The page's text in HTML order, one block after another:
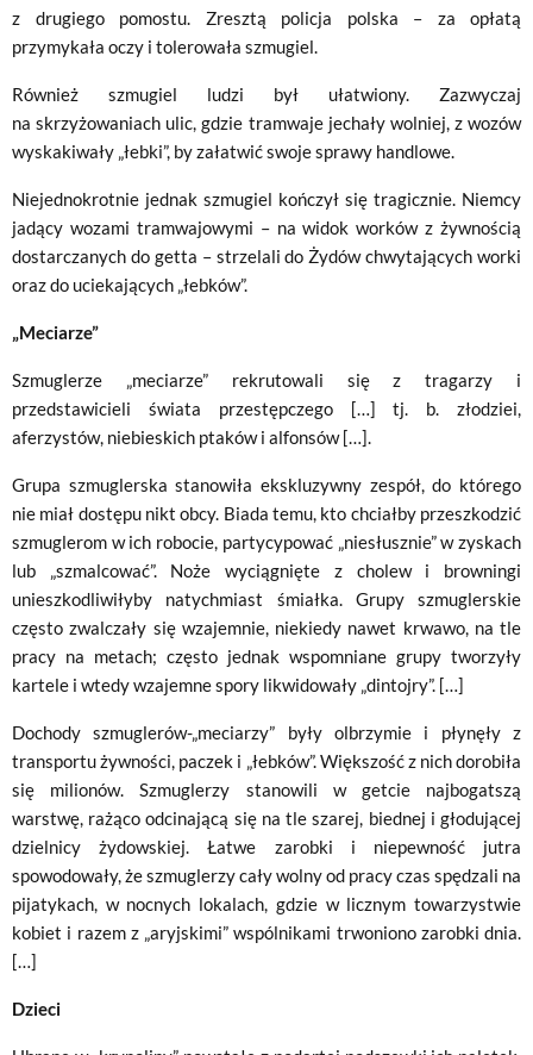
z drugiego pomostu. Zresztą policja polska – za opłatą
przymykała oczy i tolerowała szmugiel.
Również szmugiel ludzi był ułatwiony. Zazwyczaj
na skrzyżowaniach ulic, gdzie tramwaje jechały wolniej, z wozów
wyskakiwały „łebki”, by załatwić swoje sprawy handlowe.
Niejednokrotnie jednak szmugiel kończył się tragicznie. Niemcy
jadący wozami tramwajowymi – na widok worków z żywnością
dostarczanych do getta – strzelali do Żydów chwytających worki
oraz do uciekających „łebków”.
„Meciarze”
Szmuglerze „meciarze” rekrutowali się z tragarzy i
przedstawicieli świata przestępczego […] tj. b. złodziei,
aferzystów, niebieskich ptaków i alfonsów […].
Grupa szmuglerska stanowiła ekskluzywny zespół, do którego
nie miał dostępu nikt obcy. Biada temu, kto chciałby przeszkodzić
szmuglerom w ich robocie, partycypować „niesłusznie” w zyskach
lub „szmalcować”. Noże wyciągnięte z cholew i browningi
unieszkodliwiłyby natychmiast śmiałka. Grupy szmuglerskie
często zwalczały się wzajemnie, niekiedy nawet krwawo, na tle
pracy na metach; często jednak wspomniane grupy tworzyły
kartele i wtedy wzajemne spory likwidowały „dintojry”. […]
Dochody szmuglerów-„meciarzy” były olbrzymie i płynęły z
transportu żywności, paczek i „łebków”. Większość z nich dorobiła
się milionów. Szmuglerzy stanowili w getcie najbogatszą
warstwę, rażąco odcinającą się na tle szarej, biednej i głodującej
dzielnicy żydowskiej. Łatwe zarobki i niepewność jutra
spowodowały, że szmuglerzy cały wolny od pracy czas spędzali na
pijatykach, w nocnych lokalach, gdzie w licznym towarzystwie
kobiet i razem z „aryjskimi” wspólnikami trwoniono zarobki dnia.
[…]
Dzieci